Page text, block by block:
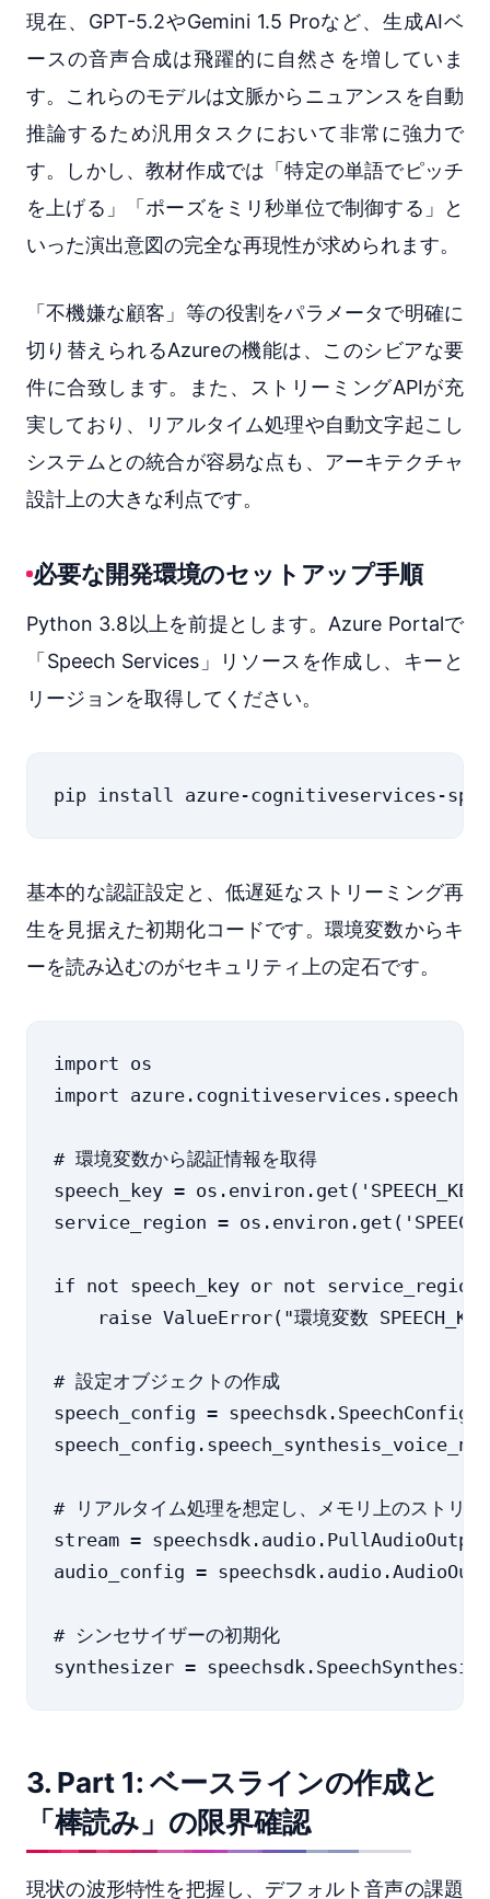
現在、GPT-5.2やGemini 1.5 Proなど、生成AIベ
ースの音声合成は飛躍的に自然さを増していま
す。これらのモデルは文脈からニュアンスを自動
推論するため汎用タスクにおいて非常に強力で
す。しかし、教材作成では「特定の単語でピッチ
を上げる」「ポーズをミリ秒単位で制御する」と
いった演出意図の完全な再現性が求められます。
「不機嫌な顧客」等の役割をパラメータで明確に
切り替えられるAzureの機能は、このシビアな要
件に合致します。また、ストリーミングAPIが充
実しており、リアルタイム処理や自動文字起こし
システムとの統合が容易な点も、アーキテクチャ
設計上の大きな利点です。
必要な開発環境のセットアップ手順
Python 3.8以上を前提とします。Azure Portalで
「Speech Services」リソースを作成し、キーと
リージョンを取得してください。
基本的な認証設定と、低遅延なストリーミング再
生を見据えた初期化コードです。環境変数からキ
ーを読み込むのがセキュリティ上の定石です。
import os
import azure.cognitiveservices.speech as
# 環境変数から認証情報を取得
speech_key =
service_region =
if not speech_key or not service_region:
raise ValueError("環境変数
# 設定オブジェクトの作成
speech_config =
# リアルタイム処理を想定し、メモリ上のストリー
stream =
audio_config =
# シンセサイザーの初期化
3. Part 1: ベースラインの作成と
「棒読み」の限界確認
現状の波形特性を把握し、デフォルト音声の課題